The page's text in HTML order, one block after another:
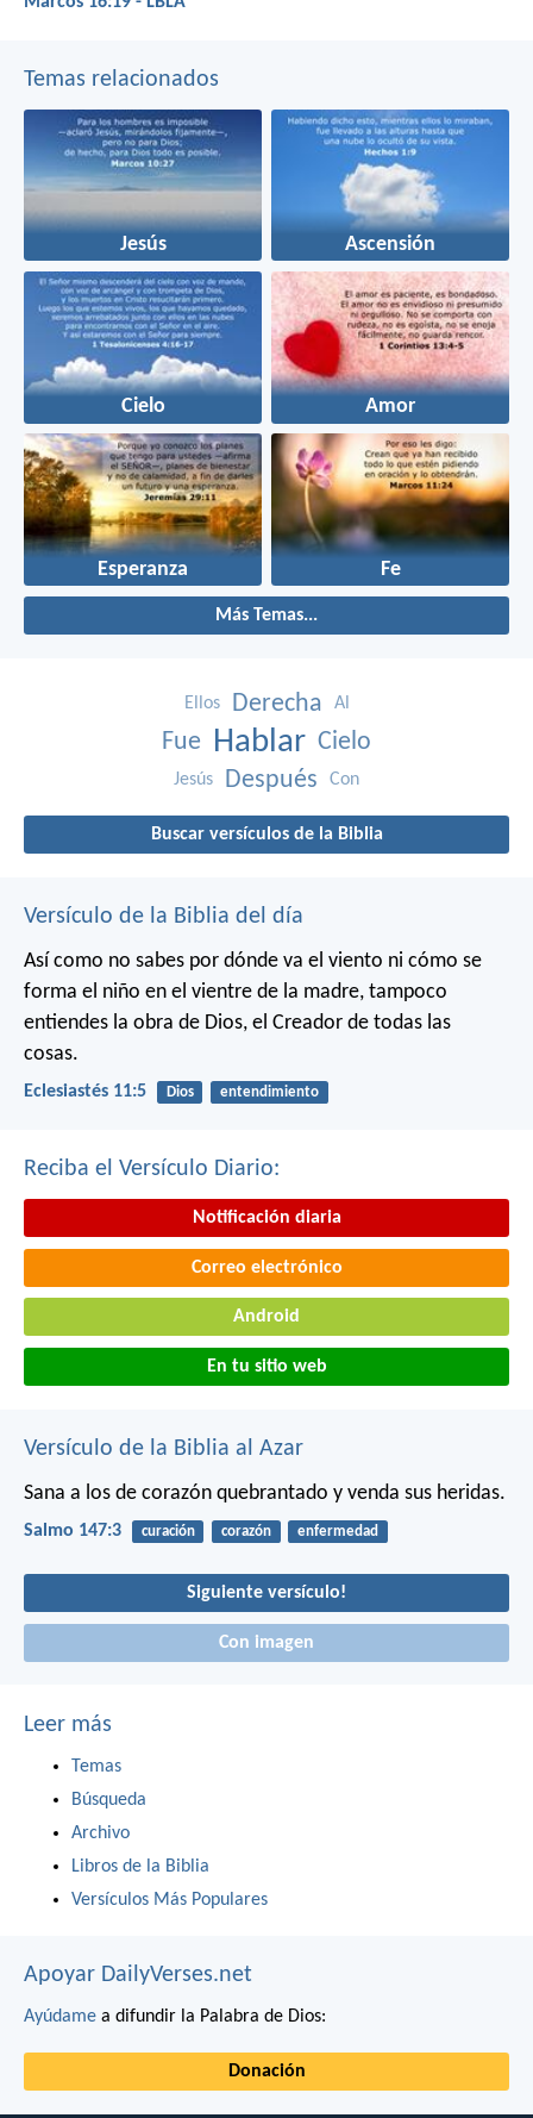
Temas relacionados
Jesús Ascensión
Cielo Amor
Esperanza Fe
Más Temas...
Ellos Derecha Al
Fue Hablar Cielo
Jesús Después Con
Buscar versículos de la Biblia
Versículo de la Biblia del día
Así como no sabes por dónde va el viento ni cómo se
forma el niño en el vientre de la madre, tampoco
entiendes la obra de Dios, el Creador de todas las
cosas.
Eclesiastés 11:5 Dios entendimiento
Reciba el Versículo Diario:
Notificación diaria
Correo electrónico
Android
En tu sitio web
Versículo de la Biblia al Azar
Sana a los de corazón quebrantado y venda sus heridas.
Salmo 147:3 curación corazón enfermedad
Siguiente versículo!
Con imagen
Leer más
Temas
Búsqueda
Archivo
Libros de la Biblia
Versículos Más Populares
Apoyar DailyVerses.net
Ayúdame a difundir la Palabra de Dios:
Donación